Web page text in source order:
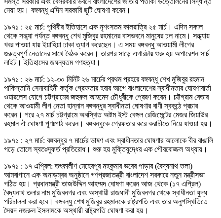
নেয়া হয়। বঙ্গবন্ধু এদিন সরকারি ছুটি ঘোষণা করেন।
১৯৭১ : ২৫ মার্চ: পৃথিবীর ইতিহাসে এক নৃশংসতম কালরাত্রি ২৫ মার্চ। এদিন সকাল
থেকে সন্ধ্যা পর্যন্ত বঙ্গবন্ধু শেখ মুজিবুর রহমানের বাসভবনে মানুষের ঢল নামে। সন্ধ্যায়
খবর পাওয়া যায় ইয়াহিয়া ঢাকা ত্যাগ করেছেন। এ সময় বঙ্গবন্ধু আওয়ামী লীগের
গুরুত্বপূর্ণ নেতাদের সাথে বৈঠক করেন। তারপর সাড়ে এগারটায় শুরু হয় অপারেশন সার্চ
লাইট। ইতিহাসের জঘন্যতম গণহত্যা।
১৯৭১ : ২৬ মার্চ: ১২-৩০ মিনিট ২৬ মার্চের প্রথম প্রহরে বঙ্গবন্ধু শেখ মুজিবুর রহমান
পাকিস্তানি সেনাবাহিনী কর্তৃক গ্রেফতার হবার আগে বাংলাদেশের স্বাধীনতার ঘোষণাবার্তা
ওয়ারলেস যোগে চট্টগ্রামের জহুরুল আহমেদ চৌধুরীকে প্রেরণ করেন। চট্টগ্রাম বেতার
থেকে আওয়ামী লীগ নেতা হান্নান বঙ্গবন্ধুর স্বাধীনতা ঘোষণার বাণী স্বকন্ঠে প্রচার
করেন। পরে ২৭ মার্চ চট্টগ্রামে অবস্থিত অষ্টম ইস্ট বেঙ্গল রেজিমেন্টের মেজর জিয়াউর
রহমান ঐ ঘোষণা পূণঃপাঠ করেন। বঙ্গবন্ধুকে গ্রেফতার করে করাচীতে নিয়ে যাওয়া হয়।
১৯৭১ : ২৭ মার্চ: বঙ্গবন্ধুর ৭ মার্চের ভাষণ এবং স্বাধীনতার ঘোষণার আলোকে বীর বাঙালি
গড়ে তোলে স্বতঃস্ফুর্ত প্রতিরোধ। শুরু হয় মুক্তিযুদ্ধের এক গৌরবোজ্জল অধ্যায়।
১৯৭১ : ১৭ এপ্রিল: তৎকালীণ মেহেরপুর মহকুমার ভবের পাড়ার (বৈদ্যনাথ তলা)
আমবাগানে এক অনাড়ম্বর অনুষ্ঠানে গণপ্রজাতন্ত্রী বাংলাদেশ সরকারে নতুন মন্ত্রীসভা
গঠিত হয়। প্রধানমন্ত্রী তাজউদ্দিন আহম্মদ ঘোষণা করেন আজ থেকে (১৭ এপ্রিল)
বৈদ্যনাথ তলার নাম মুজিবনগর এবং অস্থায়ী রাজধানী মুজিবনগর থেকে স্বাধীনতা যুদ্ধ
পরিচালনা করা হবে। বঙ্গবন্ধু শেখ মুজিবুর রহমানকে রাষ্ট্রপতি এবং তার অনুপস্থিতিতে
সৈয়দ নজরুল ইসলামকে অস্থায়ী রাষ্ট্রপতি ঘোষণা করা হয়।